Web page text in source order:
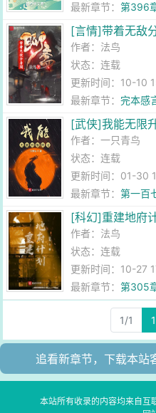
最新章节：第396
[言情]带着无敌
作者： 法鸟
状态：连载
更新时间：10-10
最新章节：完本感
[武侠]我能无限
作者：一只青鸟
状态：连载
更新时间：01-30
最新章节：第一百
[科幻]重建地府
作者： 法鸟
状态：连载
更新时间：10-27
最新章节：第305
1/1 1
追看新章节，下载本站
本站所有收录的内容均来自互